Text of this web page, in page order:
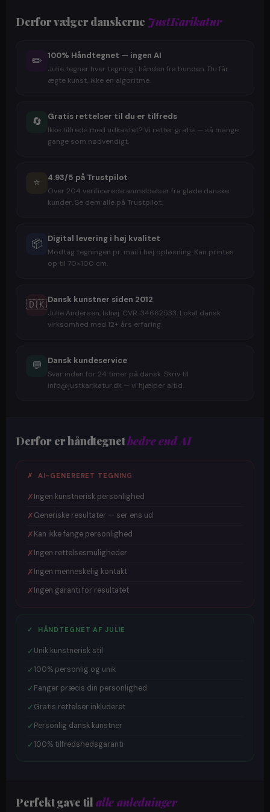
Derfor vælger danskerne JustKarikatur
✏️ 100% Håndtegnet — ingen AI
Julie tegner hver tegning i hånden fra bunden. Du får
ægte kunst, ikke en algoritme.
🔄 Gratis rettelser til du er tilfreds
Ikke tilfreds med udkastet? Vi retter gratis — så mange
gange som nødvendigt.
⭐ 4.93/5 på Trustpilot
Over 204 verificerede anmeldelser fra glade danske
kunder. Se dem alle på Trustpilot.
📦 Digital levering i høj kvalitet
Modtag tegningen pr. mail i høj opløsning. Kan printes
op til 70×100 cm.
🇩🇰Dansk kunstner siden 2012
Julie Andersen, Ishøj. CVR: 34662533. Lokal dansk
virksomhed med 12+ års erfaring.
💬 Dansk kundeservice
Svar inden for 24 timer på dansk. Skriv til
info@justkarikatur.dk — vi hjælper altid.
Derfor er håndtegnetbedre end AI
✗ AI-GENERERET TEGNING
✗Ingen kunstnerisk personlighed
✗Generiske resultater — ser ens ud
✗Kan ikke fange personlighed
✗Ingen rettelsesmuligheder
✗Ingen menneskelig kontakt
✗Ingen garanti for resultatet
✓ HÅNDTEGNET AF JULIE
✓ Unik kunstnerisk stil
✓100% personlig og unik
✓ Fanger præcis din personlighed
✓ Gratis rettelser inkluderet
✓ Personlig dansk kunstner
✓100% tilfredshedsgaranti
Perfekt gave til alle anledninger